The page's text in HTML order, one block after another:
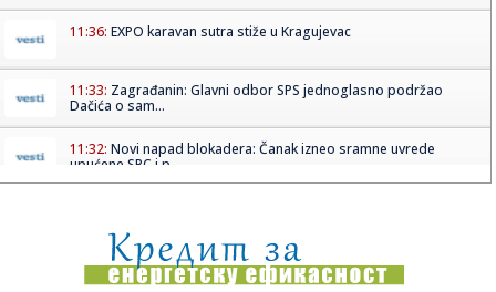
11:36: EXPO karavan sutra stiže u Kragujevac
11:33: Zagrađanin: Glavni odbor SPS jednoglasno podržao
Dačića o sam...
11:32: Novi napad blokadera: Čanak izneo sramne uvrede
upućene SPC i p...
11:31:Denver kao da radi protiv Jokića: Nikola ostao bez velike
podr...